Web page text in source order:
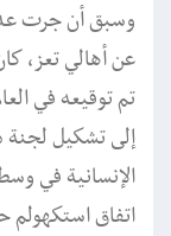
وسبق أن جرت
عن أهالي تعز،
إلى تشكيل لجنة
الإنسانية في
اتفاق استكهولم